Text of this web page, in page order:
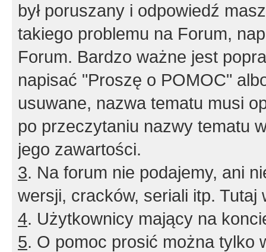
był poruszany i odpowiedź
takiego problemu na Forum,
Forum. Bardzo ważne jest
napisać "Proszę o POMOC"
usuwane, nazwa tematu musi
po przeczytaniu nazwy tematu
jego zawartości.
3. Na forum nie podajemy, ani
wersji, cracków, seriali itp. Tutaj
4. Użytkownicy mający na
5. O pomoc prosić można tylko